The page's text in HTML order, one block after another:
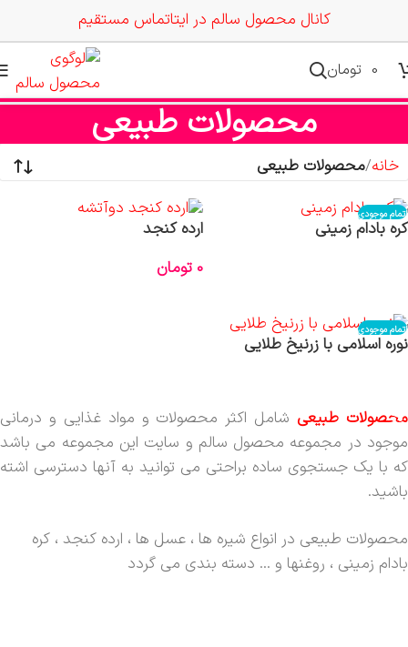
کانال محصول سالم در ایتاتماس مستقیم
0 تومان
محصولات طبیعی
خانه محصولات طبیعی
اتمام موجودی
کره بادام زمینی
ارده کنجد
0تومان
اتمام موجودی
نوره اسلامی با زرنیخ طلایی
محصولات طبیعی شامل اکثر محصولات و مواد غذایی و درمانی
موجود در مجموعه محصول سالم و سایت این مجموعه می باشد
که با یک جستجوی ساده براحتی می توانید به آنها دسترسی اشته
باشید.
محصولات طبیعی در انواع شیره ها ، عسل ها ، ارده کنجد ، کره
بادام زمینی ، روغنها و ... دسته بندی می گردد